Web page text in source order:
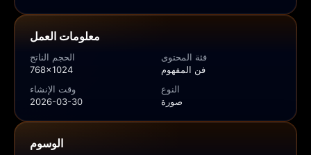
معلومات العمل
الحجم الناتج
768x1024
فئة المحتوى
فن المفهوم
وقت الإنشاء
2026-03-30
النوع
صورة
الوسوم